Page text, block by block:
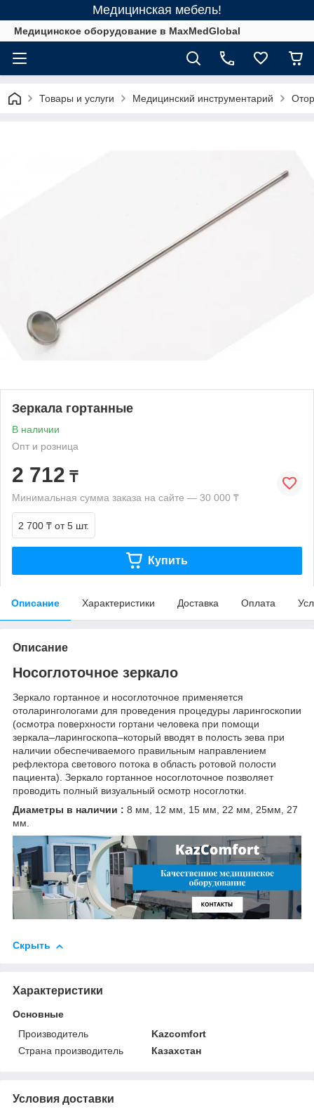
Медицинская мебель!
Медицинское оборудование в MaxMedGlobal
Товары и услуги Медицинский инструментарий
Зеркала гортанные
В наличии
Опт и розница
2 712 ₸
Минимальная сумма заказа на сайте — 30 000 ₸
2 700 ₸ от 5 шт.
Купить
Описание Характеристики Доставка Оплата
Описание
Носоглоточное зеркало
Зеркало гортанное и носоглоточное применяется
отоларингологами для проведения процедуры ларингоскопии
(осмотра поверхности гортани человека при помощи
зеркала–ларингоскопа–который вводят в полость зева при
наличии обеспечиваемого правильным направлением
рефлектора светового потока в область ротовой полости
пациента). Зеркало гортанное носоглоточное позволяет
проводить полный визуальный осмотр носоглотки.
Диаметры в наличии : 8 мм, 12 мм, 15 мм, 22 мм, 25мм, 27
мм.
Скрыть
Характеристики
Основные
Производитель
Kazcomfort
Страна производитель
Казахстан
Условия доставки